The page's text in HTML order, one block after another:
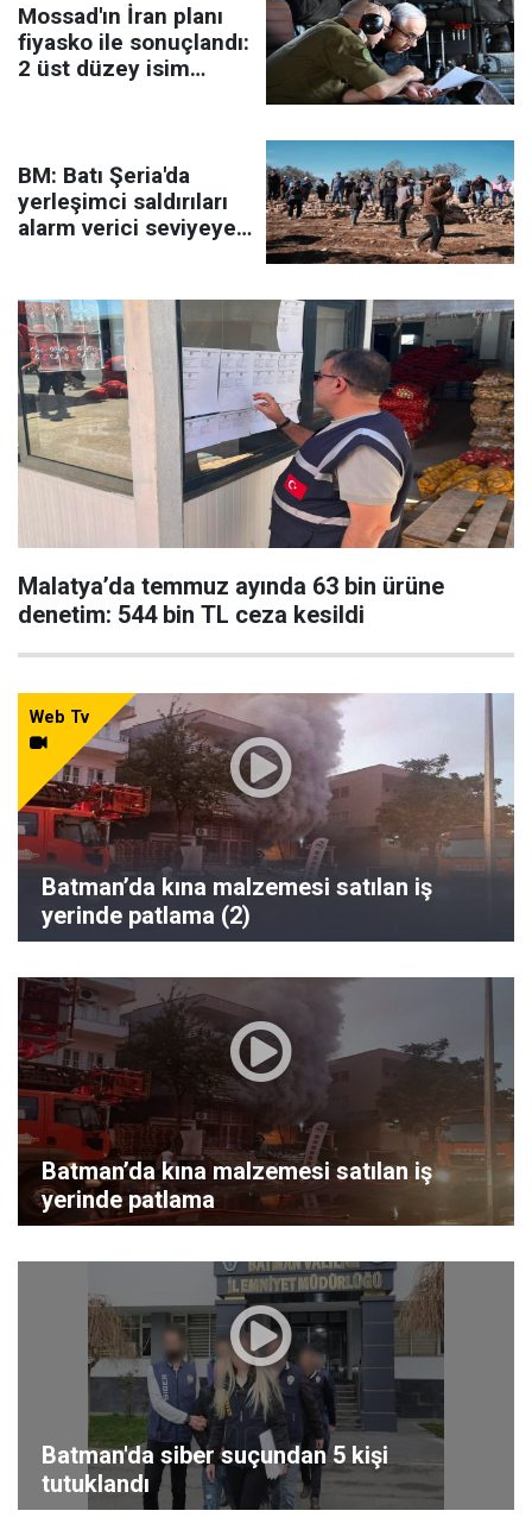
Mossad'ın İran planı
fiyasko ile sonuçlandı:
2 üst düzey isim
BM: Batı Şeria'da
yerleşimci saldırıları
alarm verici seviyeye
Malatya’da temmuz ayında 63 bin ürüne
denetim: 544 bin TL ceza kesildi
Web Tv
Batman’da kına malzemesi satılan iş
yerinde patlama (2)
Batman’da kına malzemesi satılan iş
yerinde patlama
Batman'da siber suçundan 5 kişi
tutuklandı